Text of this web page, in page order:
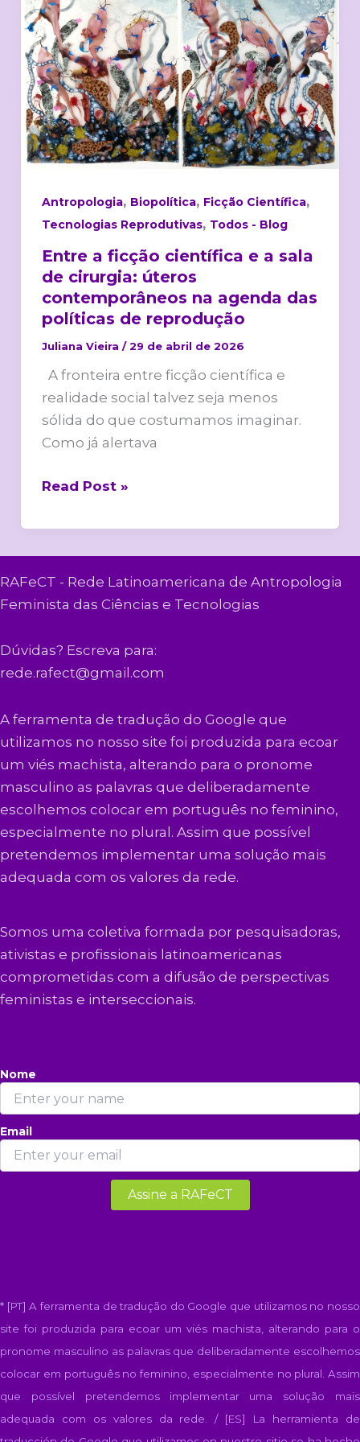
Antropologia, Biopolítica, Ficção Científica,
Tecnologias Reprodutivas, Todos - Blog
Entre a ficção científica e a sala
de cirurgia: úteros
contemporâneos na agenda das
políticas de reprodução
Juliana Vieira /29 de abril de 2026
A fronteira entre ficção científica e
realidade social talvez seja menos
sólida do que costumamos imaginar.
Como já alertava
e
a
sala
de
cirurgia:
úteros
contemporâneos
agenda
das
políticas
de
reprodução
Read Post »
RAFeCT - Rede Latinoamericana de Antropologia
Feminista das Ciências e Tecnologias
Dúvidas? Escreva para:
rede.rafect@gmail.com
A ferramenta de tradução do Google que
utilizamos no nosso site foi produzida para ecoar
um viés machista, alterando para o pronome
masculino as palavras que deliberadamente
escolhemos colocar em português no feminino,
especialmente no plural. Assim que possível
pretendemos implementar uma solução mais
adequada com os valores da rede.
Somos uma coletiva formada por pesquisadoras,
ativistas e profissionais latinoamericanas
comprometidas com a difusão de perspectivas
feministas e interseccionais.
Nome
Email
* [PT] A ferramenta de tradução do Google que utilizamos no nosso
site foi produzida para ecoar um viés machista, alterando para o
pronome masculino as palavras que deliberadamente escolhemos
colocar em português no feminino, especialmente no plural. Assim
que possível pretendemos implementar uma solução mais
adequada com os valores da rede. / [ES]
La herramienta de